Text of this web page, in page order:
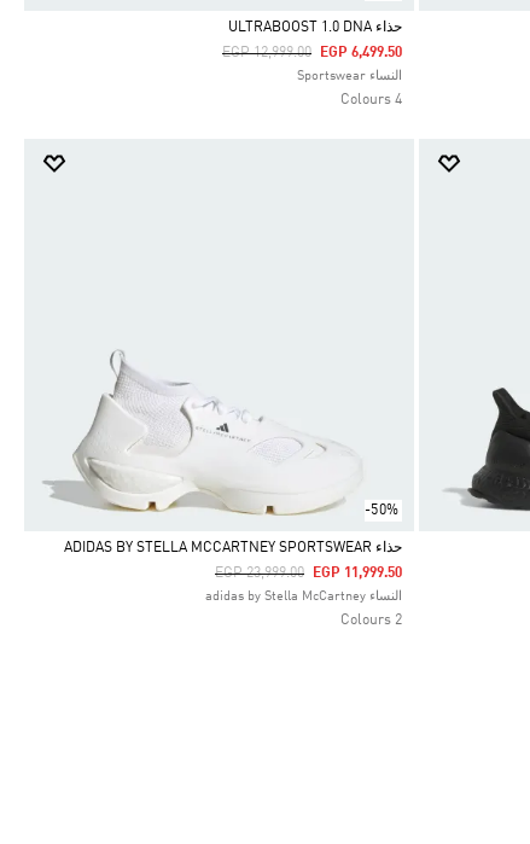
Selected
حذاء ULTRABOOST 1.0 DNA
Price Reduced From
EGP 12,999.00ToEGP 6,499.50
النساء Sportswear
4 Colours
-50%
Selected
حذاء ADIDAS BY STELLA MCCARTNEY SPORTSWEAR
Price Reduced From
EGP 23,999.00ToEGP 11,999.50
النساء adidas by Stella McCartney
2 Colours